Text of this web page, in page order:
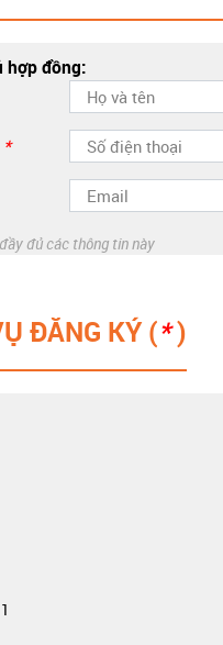
hợp đồng:
*
đủ các thông tin này
ĐĂNG KÝ (*)